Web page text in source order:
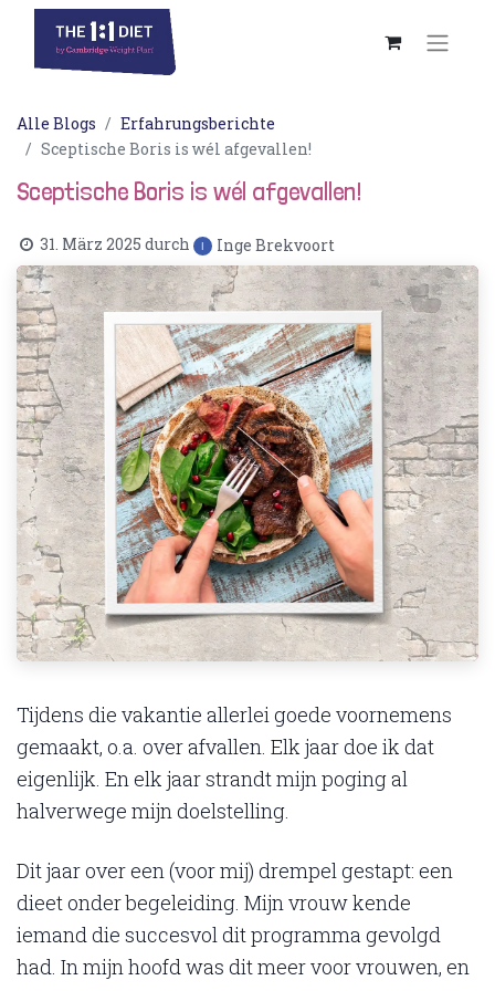
Alle Blogs
Erfahrungsberichte
Sceptische Boris is wél afgevallen!
Sceptische Boris is wél afgevallen!
31. März 2025 durch Inge Brekvoort
Tijdens die vakantie allerlei goede voornemens
gemaakt, o.a. over afvallen. Elk jaar doe ik dat
eigenlijk. En elk jaar strandt mijn poging al
halverwege mijn doelstelling.
Dit jaar over een (voor mij) drempel gestapt: een
dieet onder begeleiding. Mijn vrouw kende
iemand die succesvol dit programma gevolgd
had. In mijn hoofd was dit meer voor vrouwen, en